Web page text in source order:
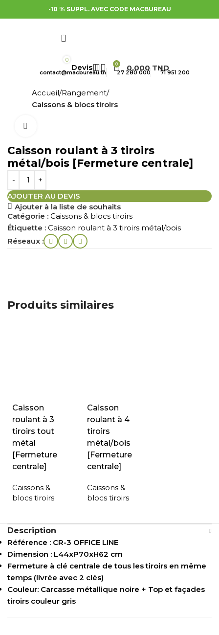
-10 % SUPPL. AVEC CODE MACBUREAU
0
0 0,000TND
contact@macbureau.tn 27 280 000 71 951 200
Accueil Rangement
Caissons & blocs tiroirs
Caisson roulant à 3 tiroirs
métal/bois [Fermeture centrale]
AJOUTER AU DEVIS
Ajouter à la liste de souhaits
Catégorie : Caissons & blocs tiroirs
Étiquette : Caisson roulant à 3 tiroirs métal/bois
Réseaux :
Produits similaires
Caisson
roulant à 3
tiroirs tout
métal
[Fermeture
centrale]
Caissons &
blocs tiroirs
Caisson
roulant à 4
tiroirs
métal/bois
[Fermeture
centrale]
Caissons &
blocs tiroirs
Description
Référence : CR-3 OFFICE LINE
Dimension : L44xP70xH62 cm
Fermeture à clé centrale de tous les tiroirs en même
temps (livrée avec 2 clés)
Couleur: Carcasse métallique noire + Top et façades
tiroirs couleur gris